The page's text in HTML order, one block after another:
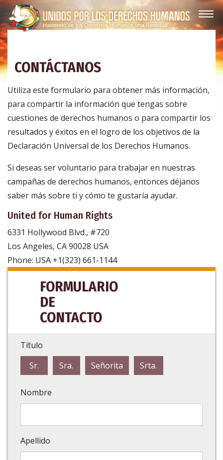
CONTÁCTANOS
Utiliza este formulario para obtener más información,
para compartir la información que tengas sobre
cuestiones de derechos humanos o para compartir los
resultados y éxitos en el logro de los objetivos de la
Declaración Universal de los Derechos Humanos.
Si deseas ser voluntario para trabajar en nuestras
campañas de derechos humanos, entonces déjanos
saber más sobre ti y cómo te gustaría ayudar.
United for Human Rights
6331 Hollywood Blvd., #720
Los Angeles, CA 90028 USA
Phone: USA +1(323) 661-1144
FORMULARIO
DE
CONTACTO
Título
Sr.
Sra. Señorita Srta.
Nombre
Apellido